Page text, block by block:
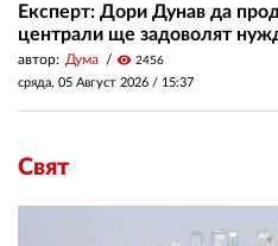
Експерт: Дори Дунав да
централи ще задоволят
автор: Дума visibility 2456
сряда, 05 Август 2026 / 15:37
Свят